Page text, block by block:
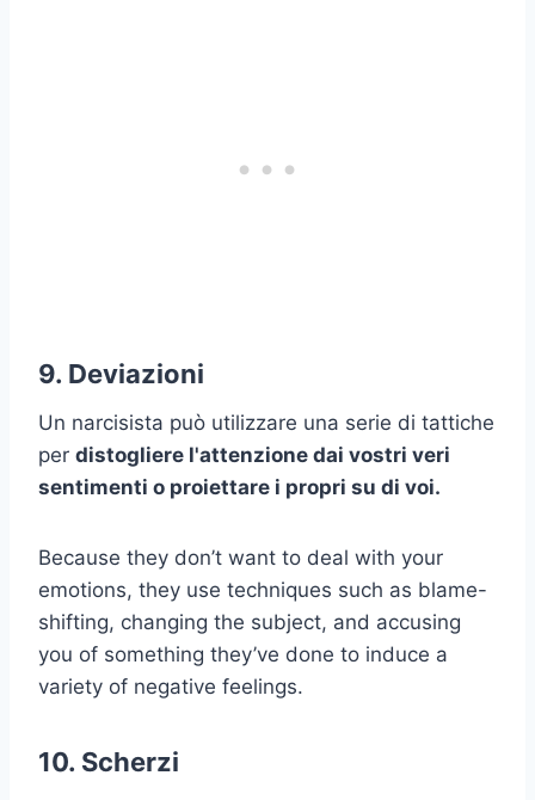
9. Deviazioni
Un narcisista può utilizzare una serie di tattiche
per distogliere l'attenzione dai vostri veri
sentimenti o proiettare i propri su di voi.
Because they don’t want to deal with your
emotions, they use techniques such as blame-
shifting, changing the subject, and accusing
you of something they’ve done to induce a
variety of negative feelings.
10. Scherzi